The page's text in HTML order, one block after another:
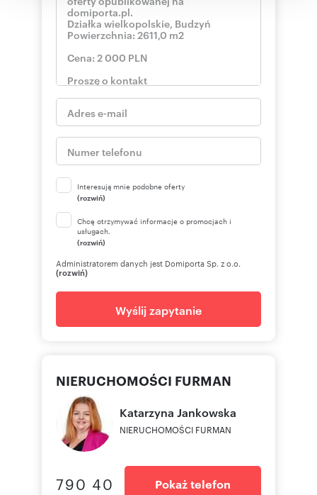
Interesują mnie podobne oferty
(rozwiń)
Chcę otrzymywać informacje o promocjach i
usługach.
(rozwiń)
Administratorem danych jest Domiporta Sp. z o.o.
(rozwiń)
Wyślij zapytanie
NIERUCHOMOŚCI FURMAN
Katarzyna Jankowska
NIERUCHOMOŚCI FURMAN
790 40 Pokaż telefon